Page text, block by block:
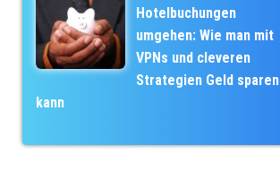
n
Hotelbuchungen
umgehen: Wie man mit
VPNs und cleveren
Strategien Geld sparen
kann